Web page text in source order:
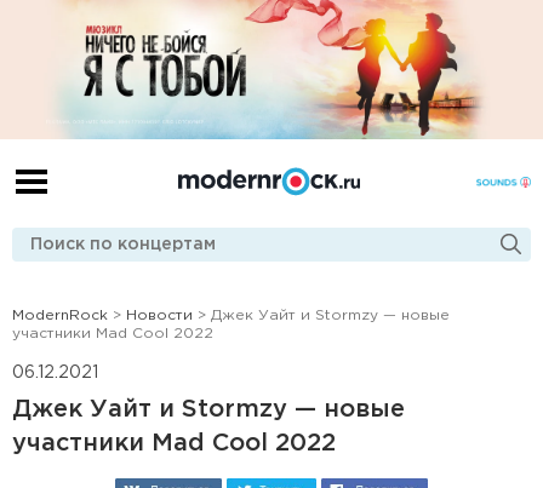
ModernRock > Новости > Джек Уайт и Stormzy — новые
участники Mad Cool 2022
06.12.2021
Джек Уайт и Stormzy — новые
участники Mad Cool 2022